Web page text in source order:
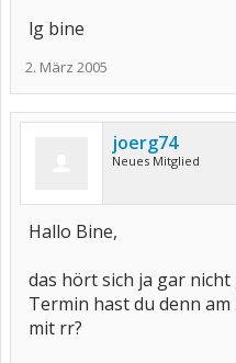
lg bine
2. März 2005
joerg74
Neues Mitglied
Hallo Bine,
das hört sich ja gar
Termin hast du denn am
mit rr?